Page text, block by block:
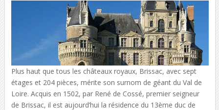
Plus haut que tous les châteaux royaux, Brissac, avec sept
étages et 204 pièces, mérite son surnom de géant du Val de
Loire. Acquis en 1502, par René de Cossé, premier seigneur
de Brissac, il est aujourd’hui la résidence du 13ème duc de